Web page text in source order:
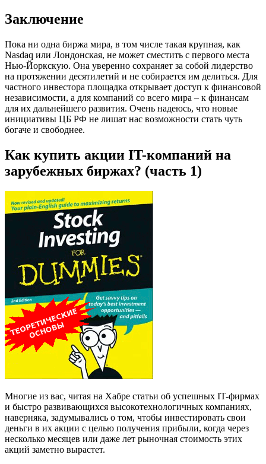
Заключение
Пока ни одна биржа мира, в том числе такая крупная, как
Nasdaq или Лондонская, не может сместить с первого места
Нью-Йоркскую. Она уверенно сохраняет за собой лидерство
на протяжении десятилетий и не собирается им делиться. Для
частного инвестора площадка открывает доступ к финансовой
независимости, а для компаний со всего мира – к финансам
для их дальнейшего развития. Очень надеюсь, что новые
инициативы ЦБ РФ не лишат нас возможности стать чуть
богаче и свободнее.
Как купить акции IT-компаний на
зарубежных биржах? (часть 1)
Многие из вас, читая на Хабре статьи об успешных IT-фирмах
и быстро развивающихся высокотехнологичных компаниях,
наверняка, задумывались о том, чтобы инвестировать свои
деньги в их акции с целью получения прибыли, когда через
несколько месяцев или даже лет рыночная стоимость этих
акций заметно вырастет.